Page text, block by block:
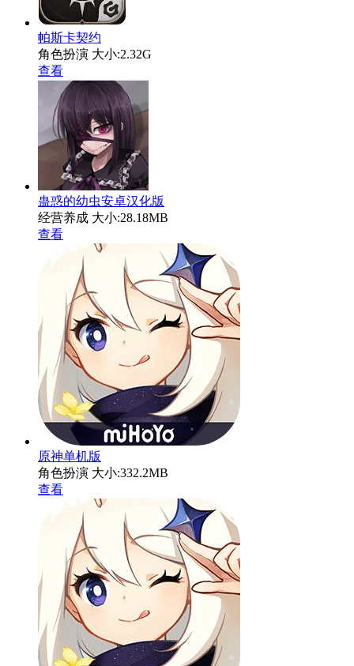
帕斯卡契约
角色扮演 大小:2.32G
查看
蛊惑的幼虫安卓汉化版
经营养成 大小:28.18MB
查看
原神单机版
角色扮演 大小:332.2MB
查看